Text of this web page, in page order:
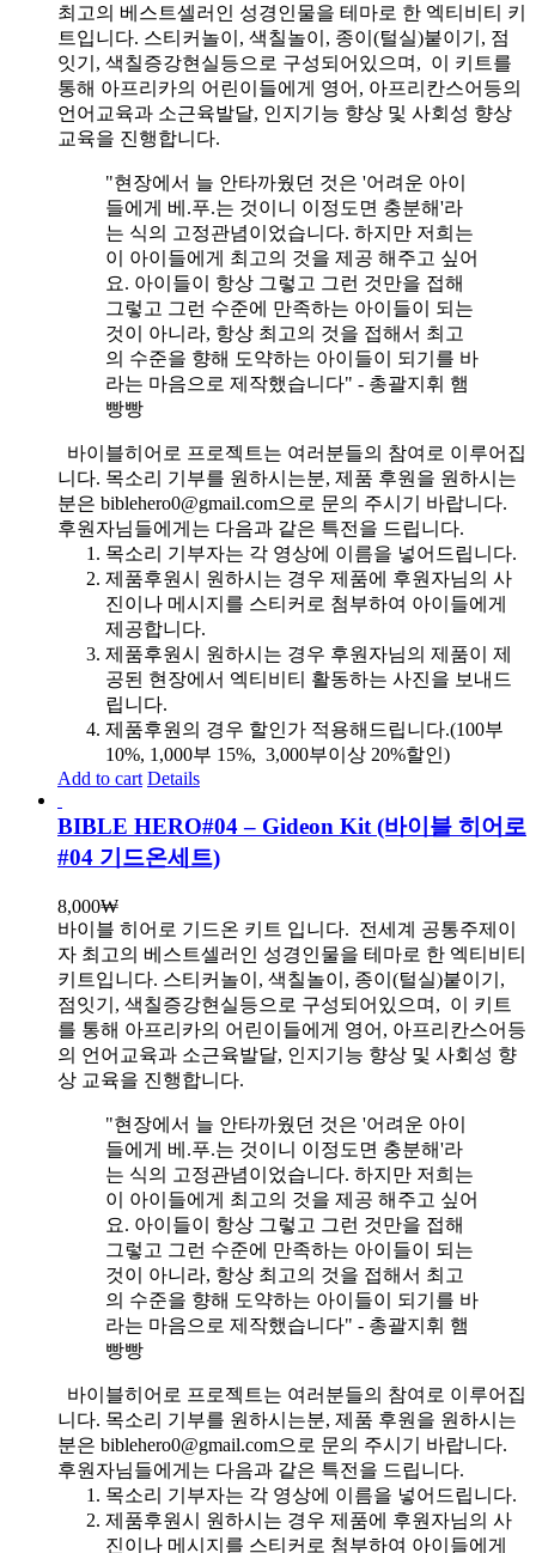
최고의 베스트셀러인 성경인물을 테마로 한 엑티비티 키
트입니다. 스티커놀이, 색칠놀이, 종이(털실)붙이기, 점
잇기, 색칠증강현실등으로 구성되어있으며, 이 키트를
통해 아프리카의 어린이들에게 영어, 아프리칸스어등의
언어교육과 소근육발달, 인지기능 향상 및 사회성 향상
교육을 진행합니다.
"현장에서 늘 안타까웠던 것은 '어려운 아이
들에게 베.푸.는 것이니 이정도면 충분해'라
는 식의 고정관념이었습니다. 하지만 저희는
이 아이들에게 최고의 것을 제공 해주고 싶어
요. 아이들이 항상 그렇고 그런 것만을 접해
그렇고 그런 수준에 만족하는 아이들이 되는
것이 아니라, 항상 최고의 것을 접해서 최고
의 수준을 향해 도약하는 아이들이 되기를 바
라는 마음으로 제작했습니다" - 총괄지휘 햄
빵빵
바이블히어로 프로젝트는 여러분들의 참여로 이루어집
니다. 목소리 기부를 원하시는분, 제품 후원을 원하시는
분은 biblehero0@gmail.com으로 문의 주시기 바랍니다.
후원자님들에게는 다음과 같은 특전을 드립니다.
목소리 기부자는 각 영상에 이름을 넣어드립니다.
제품후원시 원하시는 경우 제품에 후원자님의 사
진이나 메시지를 스티커로 첨부하여 아이들에게
제공합니다.
제품후원시 원하시는 경우 후원자님의 제품이 제
공된 현장에서 엑티비티 활동하는 사진을 보내드
립니다.
제품후원의 경우 할인가 적용해드립니다.(100부
10%, 1,000부 15%, 3,000부이상 20%할인)
Add to cart Details
BIBLE HERO#04 – Gideon Kit (바이블 히어로
#04 기드온세트)
8,000₩
바이블 히어로 기드온 키트 입니다. 전세계 공통주제이
자 최고의 베스트셀러인 성경인물을 테마로 한 엑티비티
키트입니다. 스티커놀이, 색칠놀이, 종이(털실)붙이기,
점잇기, 색칠증강현실등으로 구성되어있으며, 이 키트
를 통해 아프리카의 어린이들에게 영어, 아프리칸스어등
의 언어교육과 소근육발달, 인지기능 향상 및 사회성 향
상 교육을 진행합니다.
"현장에서 늘 안타까웠던 것은 '어려운 아이
들에게 베.푸.는 것이니 이정도면 충분해'라
는 식의 고정관념이었습니다. 하지만 저희는
이 아이들에게 최고의 것을 제공 해주고 싶어
요. 아이들이 항상 그렇고 그런 것만을 접해
그렇고 그런 수준에 만족하는 아이들이 되는
것이 아니라, 항상 최고의 것을 접해서 최고
의 수준을 향해 도약하는 아이들이 되기를 바
라는 마음으로 제작했습니다" - 총괄지휘 햄
빵빵
바이블히어로 프로젝트는 여러분들의 참여로 이루어집
니다. 목소리 기부를 원하시는분, 제품 후원을 원하시는
분은 biblehero0@gmail.com으로 문의 주시기 바랍니다.
후원자님들에게는 다음과 같은 특전을 드립니다.
목소리 기부자는 각 영상에 이름을 넣어드립니다.
제품후원시 원하시는 경우 제품에 후원자님의 사
진이나 메시지를 스티커로 첨부하여 아이들에게